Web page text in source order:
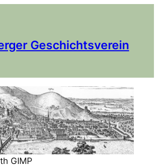
Geschichtsverein
GIMP